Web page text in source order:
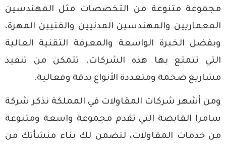
مجموعة متنوعة من التخصصات مثل المهندسين
المعماريين والمهندسين المدنيين والفنيين المهرة،
وبفضل الخبرة الواسعة والمعرفة التقنية العالية
التي تتمتع بها هذه الشركات، تتمكن من تنفيذ
مشاريع ضخمة ومتعددة الأنواع بدقة وفعالية.
ومن أشهر شركات المقاولات في المملكة نذكر شركة
سامرا القابضة التي تقدم مجموعة واسعة ومتنوعة
من خدمات المقاولات، لتضمن لك بناء منشأتك من